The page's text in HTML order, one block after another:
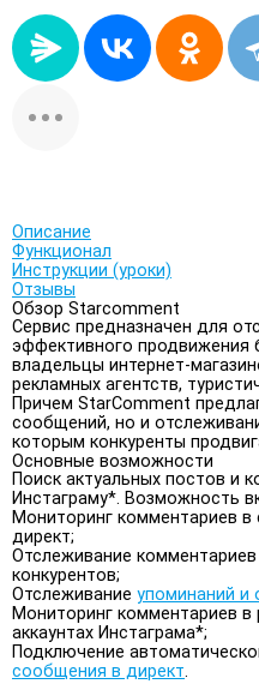
Описание
Функционал
Инструкции (уроки)
Отзывы
Обзор Starcomment
Сервис предназначен для
эффективного продвижения
владельцы интернет-
рекламных агентств,
Причем StarComment
сообщений, но и
которым конкуренты
Основные возможности
Поиск актуальных постов и
Инстаграму*. Возможность
Мониторинг комментариев
директ;
Отслеживание
конкурентов;
Отслеживание упоминаний и
Мониторинг комментариев в
аккаунтах Инстаграма*;
Подключение
сообщения в директ.